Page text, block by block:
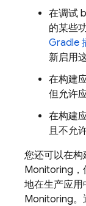
在调试
的某些
Gradle
新启用
在构建
但允许
在构建
且不允
您还可以在构
Monitoring
地在生产应用
Monitoring。